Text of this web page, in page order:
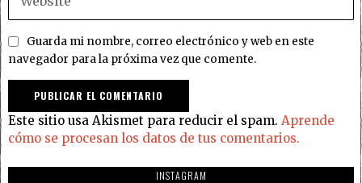
Guarda mi nombre, correo electrónico y web en este
navegador para la próxima vez que comente.
Este sitio usa Akismet para reducir el spam. Aprende
cómo se procesan los datos de tus comentarios.
INSTAGRAM